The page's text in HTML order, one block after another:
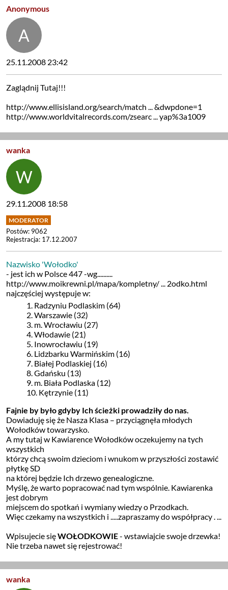
Anonymous
25.11.2008 23:42
Zaglądnij Tutaj!!!
http://www.ellisisland.org/search/match ... &dwpdone=1
http://www.worldvitalrecords.com/zsearc ... yap%3a1009
wanka
29.11.2008 18:58
Postów: 9062
Rejestracja: 17.12.2007
Nazwisko 'Wołodko'
- jest ich w Polsce 447 -wg..........
http://www.moikrewni.pl/mapa/kompletny/ ... 2odko.html
najczęściej występuje w:
1. Radzyniu Podlaskim (64)
2. Warszawie (32)
3. m. Wrocławiu (27)
4. Włodawie (21)
5. Inowrocławiu (19)
6. Lidzbarku Warmińskim (16)
7. Białej Podlaskiej (16)
8. Gdańsku (13)
9. m. Biała Podlaska (12)
10. Kętrzynie (11)
Fajnie by było gdyby Ich ścieżki prowadziły do nas.
Dowiaduję się że Nasza Klasa – przyciągnęła młodych
Wołodków towarzysko.
A my tutaj w Kawiarence Wołodków oczekujemy na tych
wszystkich
którzy chcą swoim dzieciom i wnukom w przyszłości zostawić
płytkę SD
na której będzie Ich drzewo genealogiczne.
Myślę, że warto popracować nad tym wspólnie. Kawiarenka
jest dobrym
miejscem do spotkań i wymiany wiedzy o Przodkach.
Więc czekamy na wszystkich i .....zapraszamy do współpracy . ...
Wpisujecie sięWOŁODKOWIE- wstawiajcie swoje drzewka!
Nie trzeba nawet się rejestrować!
wanka